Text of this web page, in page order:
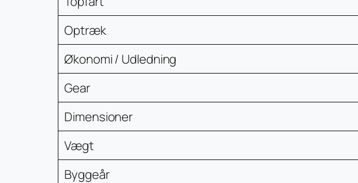
Optræk
Økonomi / Udledning
Gear
Dimensioner
Vægt
Byggeår